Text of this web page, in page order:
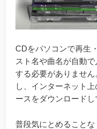
CDをパソコンで再生
スト名や曲名が自動
する必要がありませ
し、インターネット
ースをダウンロードし
普段気にとめること